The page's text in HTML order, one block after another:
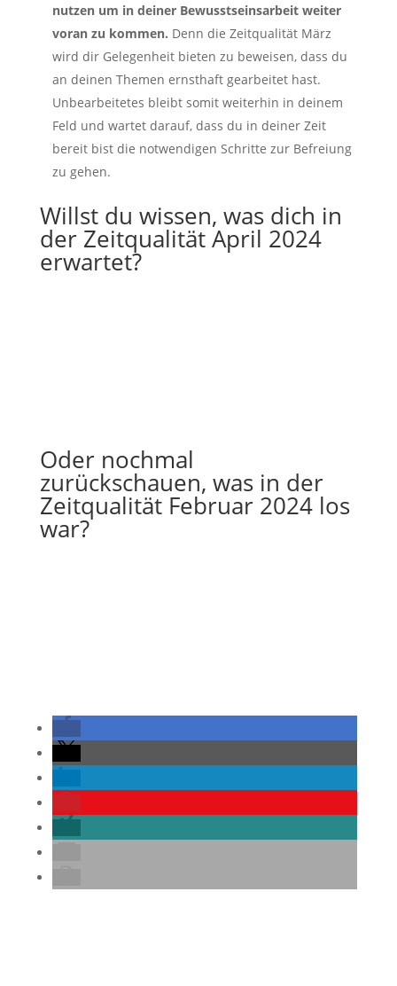
nutzen um in deiner Bewusstseinsarbeit weiter
voran zu kommen. Denn die Zeitqualität März
wird dir Gelegenheit bieten zu beweisen, dass du
an deinen Themen ernsthaft gearbeitet hast.
Unbearbeitetes bleibt somit weiterhin in deinem
Feld und wartet darauf, dass du in deiner Zeit
bereit bist die notwendigen Schritte zur Befreiung
zu gehen.
Willst du wissen, was dich in
der Zeitqualität April 2024
erwartet?
Oder nochmal
zurückschauen, was in der
Zeitqualität Februar 2024los
war?